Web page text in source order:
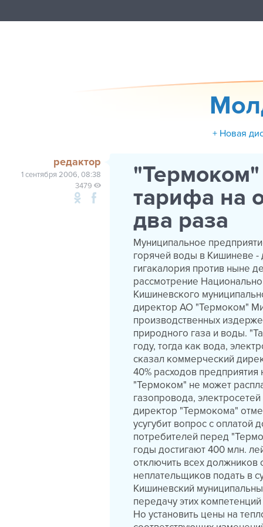
+ Новая
редактор
1 сентября 2006, 08:38
3479
"Термоком"
тарифа на
два раза
Муниципальное
горячей воды в Кишиневе -
гигакалория против ныне
рассмотрение
Кишиневского
директор АО "Термоком"
производственных
природного газа и воды.
году, тогда как вода,
сказал коммерческий
40% расходов предприятия
"Термоком" не может
газопровода,
директор "Термокома"
усугубит вопрос с оплатой
потребителей перед
годы достигают 400 млн.
отключить всех должников
неплательщиков подать в
Кишиневский
передачу этих
Но установить цены на